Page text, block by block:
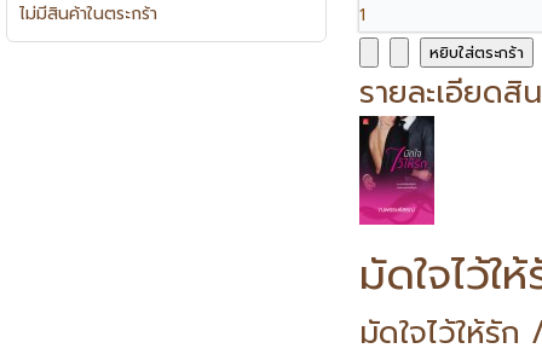
ไม่มีสินค้าในตระกร้า
รายละเอียดสิ
มัดใจไว้ใ
มัดใจไว้ให้รั